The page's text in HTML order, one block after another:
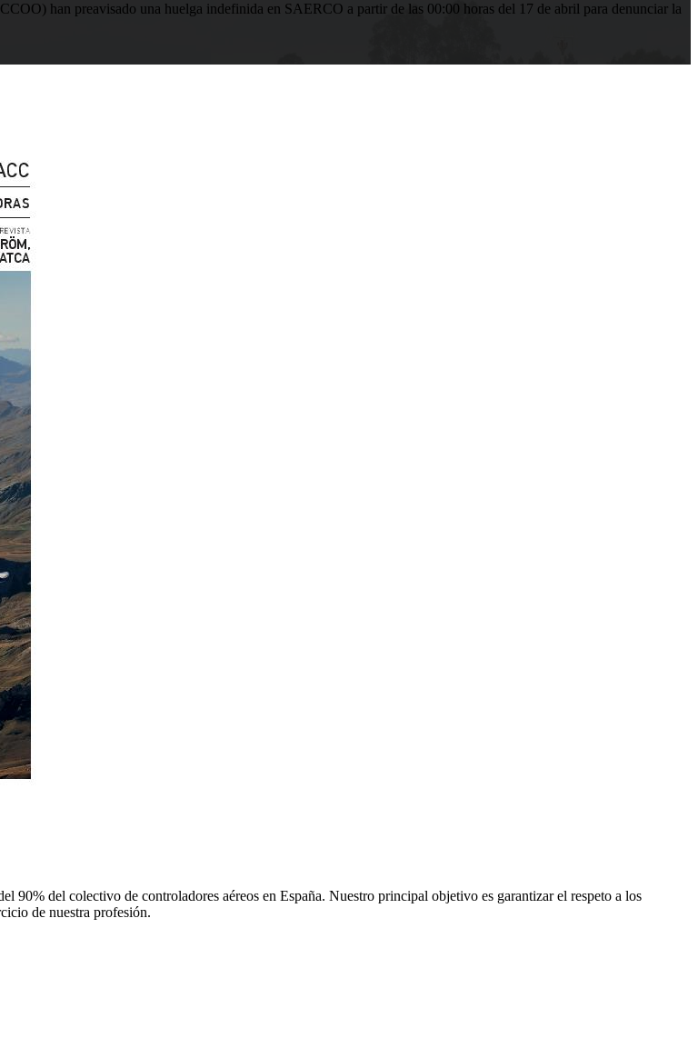
han preavisado una huelga indefinida en SAERCO a partir de las 00:00 horas del 17 de abril para denunciar la
90% del colectivo de controladores aéreos en España. Nuestro principal objetivo es garantizar el respeto a los
de nuestra profesión.